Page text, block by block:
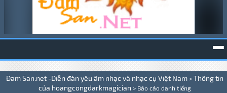
Đam San.net -Diễn đàn yêu âm nhạc và nhạc cụ Việt Nam > Thông tin
của hoangcongdarkmagician > Báo cáo danh tiếng